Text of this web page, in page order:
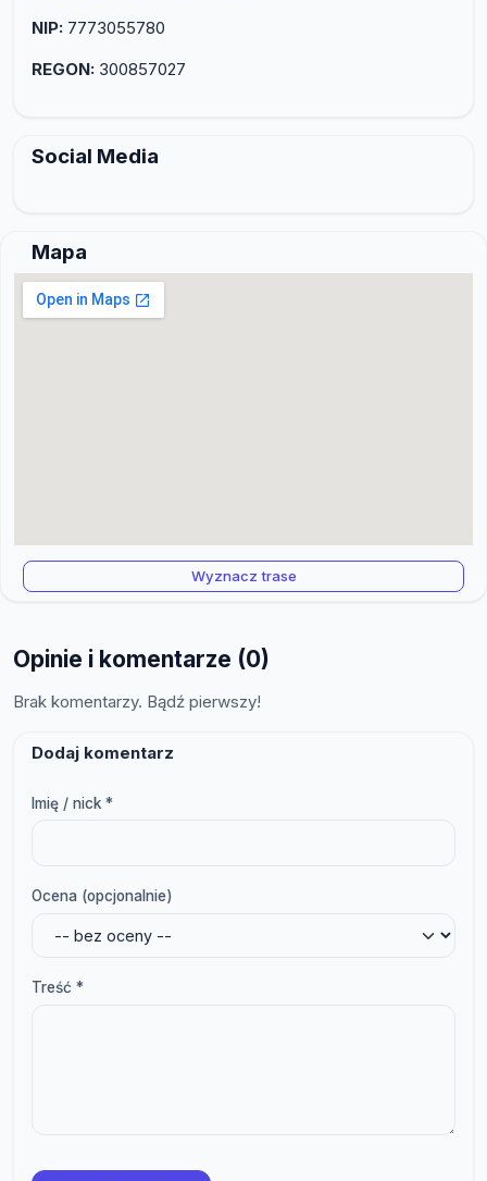
NIP: 7773055780
REGON: 300857027
Social Media
Mapa
Wyznacz trase
Opinie i komentarze (0)
Brak komentarzy. Bądź pierwszy!
Dodaj komentarz
Imię / nick *
Ocena (opcjonalnie)
Treść *